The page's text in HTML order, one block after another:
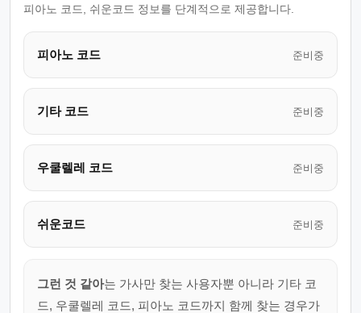
피아노 코드, 쉬운코드 정보를 단계적으로 제공합니다.
피아노 코드 준비중
기타 코드 준비중
우쿨렐레 코드 준비중
쉬운코드 준비중
그런 것 같아는 가사만 찾는 사용자뿐 아니라 기타 코
드, 우쿨렐레 코드, 피아노 코드까지 함께 찾는 경우가